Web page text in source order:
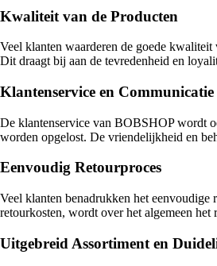
Kwaliteit van de Producten
Veel klanten waarderen de goede
Dit draagt bij aan de tevredenheid en
Klantenservice en Communicatie
De klantenservice van BOBSHOP wordt
worden opgelost. De vriendelijkheid en
Eenvoudig Retourproces
Veel klanten benadrukken het
retourkosten, wordt over het algemeen
Uitgebreid Assortiment en